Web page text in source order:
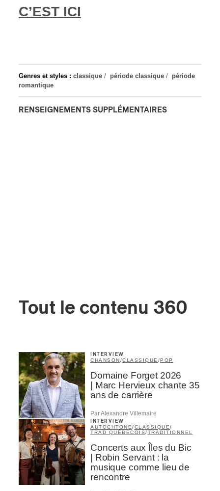
Genres et styles : classique / période classique / période
romantique
RENSEIGNEMENTS SUPPLÉMENTAIRES
C’EST ICI
Tout le contenu 360
INTERVIEW
CHANSON/CLASSIQUE /POP
Domaine Forget 2026
| Marc Hervieux chante 35
ans de carrière
Par Alexandre Villemaire
INTERVIEW
AUTOCHTONE/CLASSIQUE/
TRAD QUÉBÉCOIS/TRADITIONNEL
Concerts aux Îles du Bic
| Robin Servant : la
musique comme lieu de
rencontre